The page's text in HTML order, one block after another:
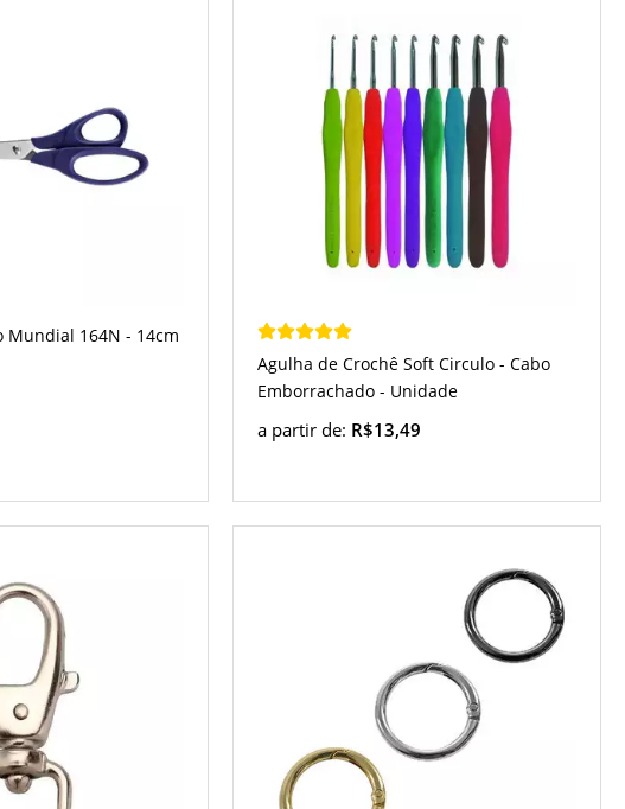
Mundial 164N - 14cm
Agulha de Crochê Soft Circulo - Cabo
Emborrachado - Unidade
a partir de: R$13,49